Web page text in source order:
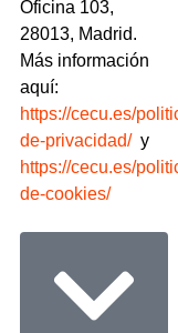
Oficina 103,
28013, Madrid.
Más información
aquí:
https://cecu.es/
de-privacidad/y
https://cecu.es/
de-cookies/